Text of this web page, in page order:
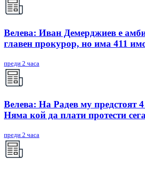
Велева: Иван Демерджиев е
главен прокурор, но има 411
преди 2 часа
Велева: На Радев му предстоят
Няма кой да плати протести
преди 2 часа